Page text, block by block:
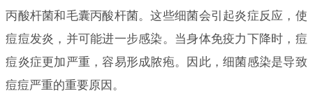
丙酸杆菌和毛囊丙酸杆菌。这些细菌会引起炎症反应，使
痘痘发炎，并可能进一步感染。当身体免疫力下降时，痘
痘炎症更加严重，容易形成脓疱。因此，细菌感染是导致
痘痘严重的重要原因。